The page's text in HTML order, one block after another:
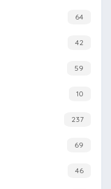
64
42
59
10
237
69
46